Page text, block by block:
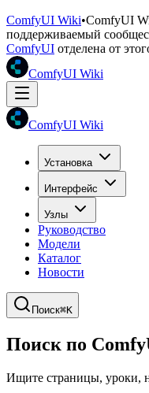
ComfyUI Wiki•ComfyUI
поддерживаемый
ComfyUI отделена от
ComfyUI Wiki
ComfyUI Wiki
Установка
Интерфейс
Узлы
Руководство
Модели
Каталог
Новости
Поиск⌘K
Поиск по
Ищите страницы, уроки,